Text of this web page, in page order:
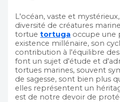
L'océan, vaste et
diversité de créatures
tortuetortuga occupe une
existence millénaire, son
contribution à l'équilibre
font un sujet d'étude et
tortues marines, souvent
de sagesse, sont bien plus
elles représentent un
est de notre devoir de